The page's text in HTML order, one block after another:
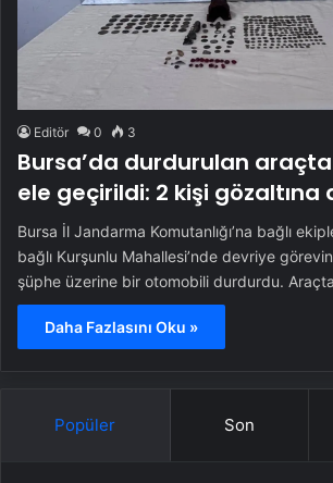
Editör 0 3
Bursa’da durdurulan
ele geçirildi: 2 kişi gözaltına
Bursa İl Jandarma Komutanlığı’na bağlı
bağlı Kurşunlu Mahallesi’nde devriye
şüphe üzerine bir otomobili durdurdu.
Daha Fazlasını Oku »
Popüler Son